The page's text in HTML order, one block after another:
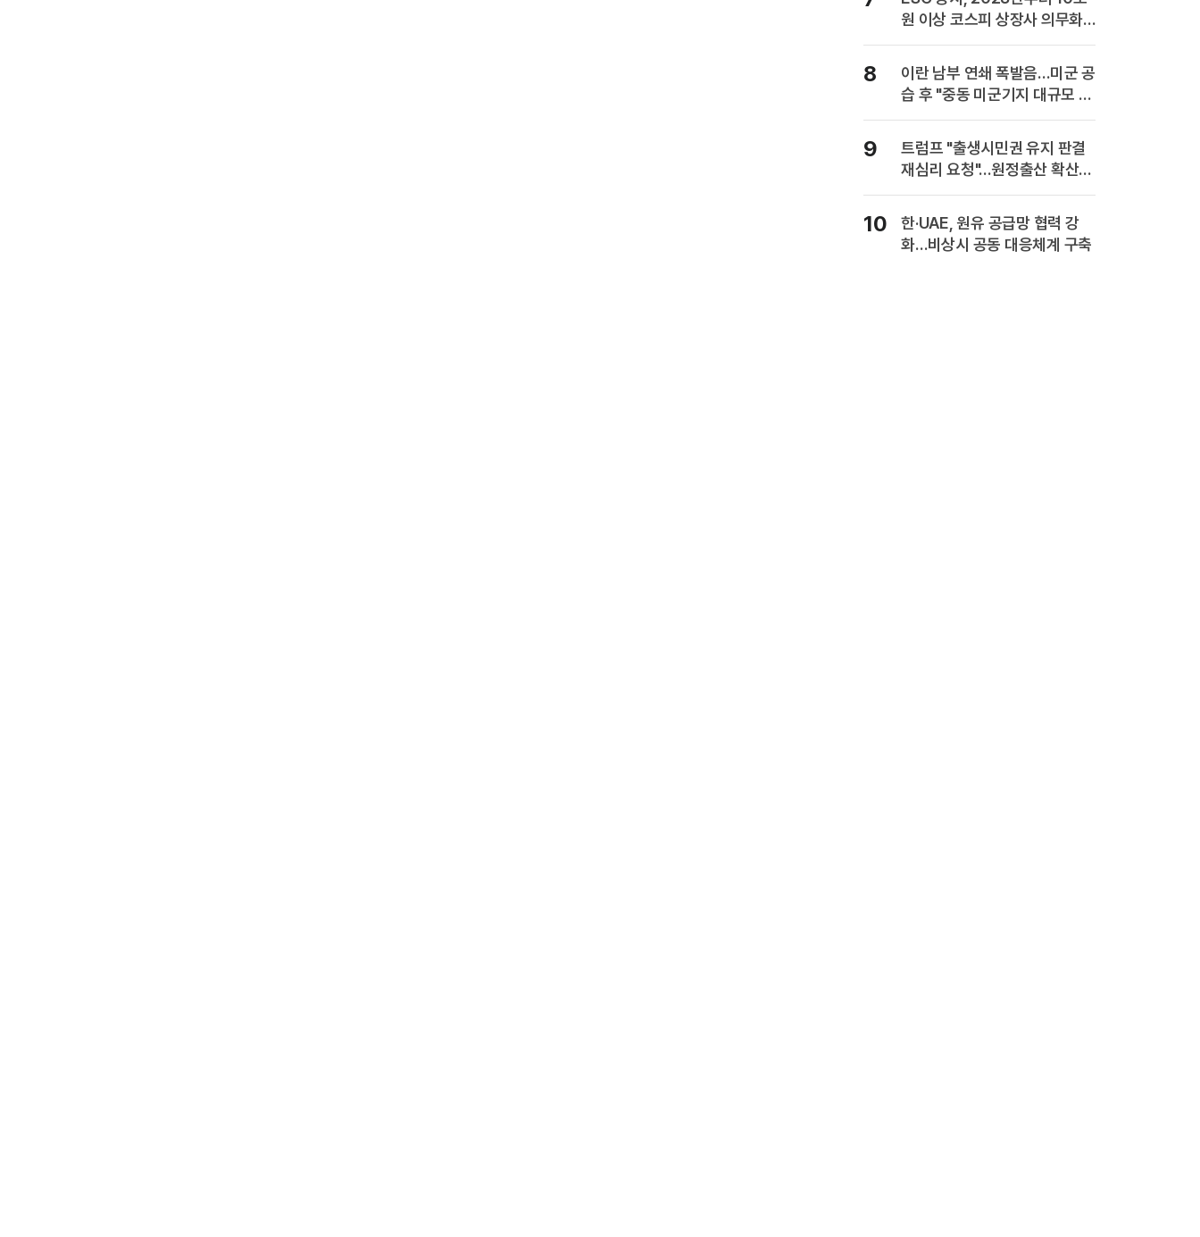
원 이상 코스피 상장사 의무화…
사업보고서에 담는다
8
이란 남부 연쇄 폭발음…미군 공
습 후 "중동 미군기지 대규모 보
복" 경고
9
트럼프 "출생시민권 유지 판결
재심리 요청"…원정출산 확산
주장
10
한·UAE, 원유 공급망 협력 강
화…비상시 공동 대응체계 구축